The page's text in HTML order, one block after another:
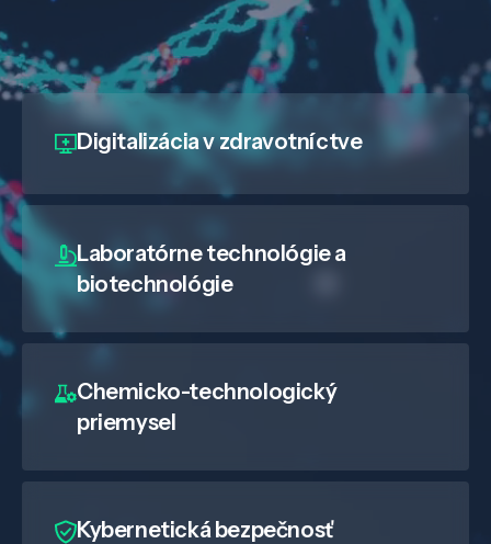
Digitalizáciav zdravotníctve
Laboratórne technológie a
biotechnológie
Chemicko-technologický
priemysel
Kybernetická bezpečnosť